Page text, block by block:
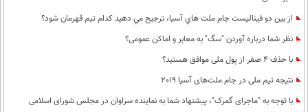
از بين دو فيناليست جام ملت هاي آسيا، ترجيح مي دهيد كدام تيم قهرمان شود؟
نظر شما درباره آوردن "سگ" به معابر و اماکن عمومی؟
با حذف 4 صفر از پول ملی موافق هستید؟
نتیجه تیم ملی در جام ملت‌های آسیا 2019
با توجه به "ماجرای گمرک"، پیشنهاد شما به نماینده سراوان در مجلس شورای اسلامی